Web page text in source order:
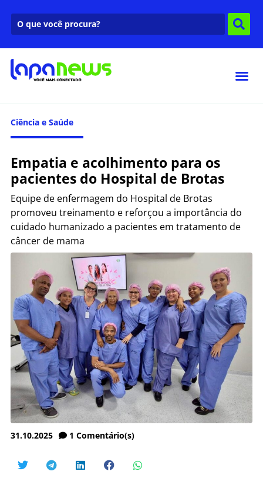
Ciência e Saúde
Empatia e acolhimento para os
pacientes do Hospital de Brotas
Equipe de enfermagem do Hospital de Brotas
promoveu treinamento e reforçou a importância do
cuidado humanizado a pacientes em tratamento de
câncer de mama
31.10.2025 1 Comentário(s)